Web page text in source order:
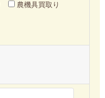
農機具買取り